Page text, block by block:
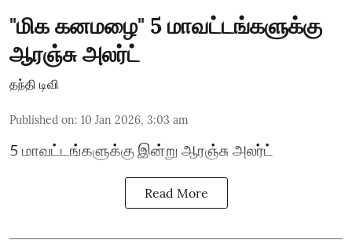
"மிக கனமழை" 5 மாவட்டங்களுக்கு
ஆரஞ்சு அலர்ட்
தந்தி டிவி
Published on: 10 Jan 2026, 3:03 am
5 மாவட்டங்களுக்கு இன்று ஆரஞ்சு அலர்ட்
Read More